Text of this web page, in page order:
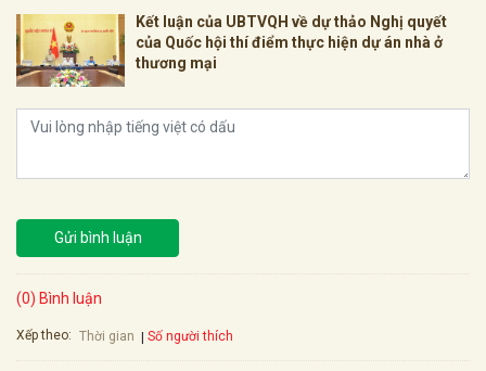
Kết luận của UBTVQH về dự thảo Nghị quyết
của Quốc hội thí điểm thực hiện dự án nhà ở
thương mại
Gửi bình luận
(0) Bình luận
Xếp theo: Thời gian Số người thích